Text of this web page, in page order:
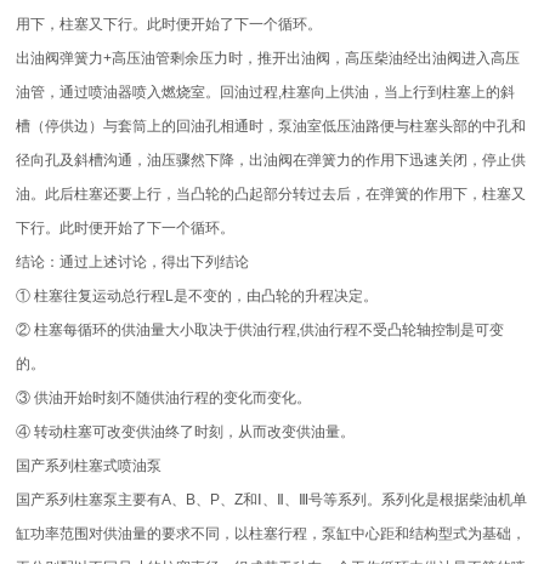
用下，柱塞又下行。此时便开始了下一个循环。
出油阀弹簧力+高压油管剩余压力时，推开出油阀，高压柴油经出油阀进入高压
油管，通过喷油器喷入燃烧室。回油过程,柱塞向上供油，当上行到柱塞上的斜
槽（停供边）与套筒上的回油孔相通时，泵油室低压油路便与柱塞头部的中孔和
径向孔及斜槽沟通，油压骤然下降，出油阀在弹簧力的作用下迅速关闭，停止供
油。此后柱塞还要上行，当凸轮的凸起部分转过去后，在弹簧的作用下，柱塞又
下行。此时便开始了下一个循环。
结论：通过上述讨论，得出下列结论
① 柱塞往复运动总行程L是不变的，由凸轮的升程决定。
② 柱塞每循环的供油量大小取决于供油行程,供油行程不受凸轮轴控制是可变
的。
③ 供油开始时刻不随供油行程的变化而变化。
④ 转动柱塞可改变供油终了时刻，从而改变供油量。
国产系列柱塞式喷油泵
国产系列柱塞泵主要有A、B、P、Z和Ⅰ、Ⅱ、Ⅲ号等系列。系列化是根据柴油机单
缸功率范围对供油量的要求不同，以柱塞行程，泵缸中心距和结构型式为基础，